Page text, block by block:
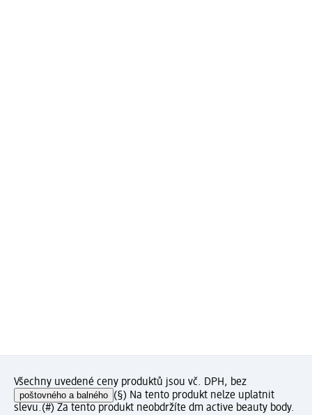
Všechny uvedené ceny produktů jsou vč. DPH, bez
poštovného a balného (§) Na tento produkt nelze uplatnit
slevu.(#) Za tento produkt neobdržíte dm active beauty body.